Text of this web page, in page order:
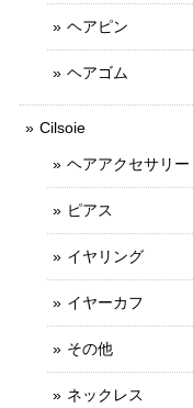
ヘアピン
ヘアゴム
Cilsoie
ヘアアクセサリー
ピアス
イヤリング
イヤーカフ
その他
ネックレス